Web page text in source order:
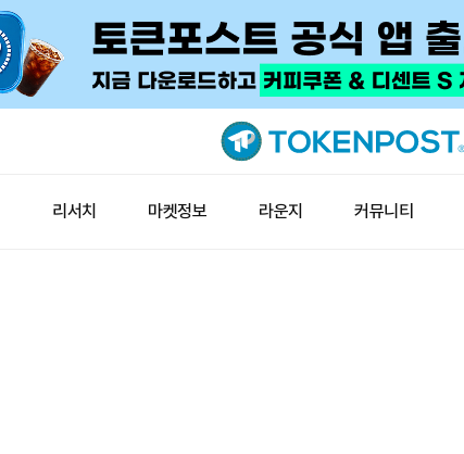
리서치 마켓정보 라운지 커뮤니티